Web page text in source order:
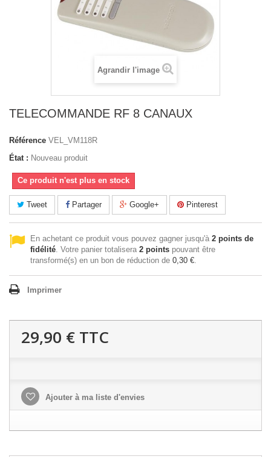
Agrandir l'image
TELECOMMANDE RF 8 CANAUX
Référence VEL_VM118R
État : Nouveau produit
Ce produit n'est plus en stock
Tweet Partager Google+ Pinterest
En achetant ce produit vous pouvez gagner jusqu'à 2 points de
fidélité. Votre panier totalisera 2 points pouvant être
transformé(s) en un bon de réduction de 0,30 €.
Imprimer
29,90 € TTC
Ajouter à ma liste d'envies